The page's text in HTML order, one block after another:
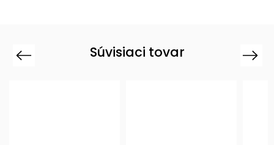
Súvisiaci tovar
Previous Next